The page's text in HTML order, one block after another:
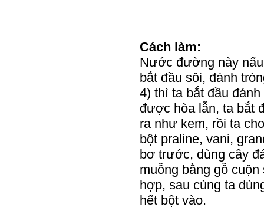
Cách làm:
Nước đường này
bắt đầu sôi, đánh
4) thì ta bắt đầu
được hòa lẫn, ta bắt
ra như kem, rồi ta
bột praline, vani,
bơ trước, dùng cây
muỗng bằng gỗ
hợp, sau cùng ta
hết bột vào.